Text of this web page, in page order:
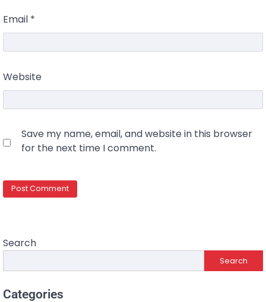
Email *
Website
Save my name, email, and website in this browser
for the next time I comment.
Search
Search
Categories